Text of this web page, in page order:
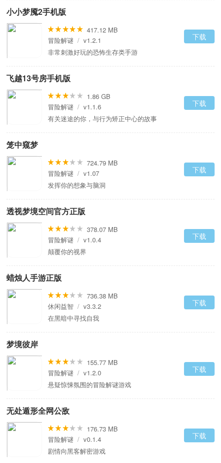
小小梦魇2手机版
417.12 MB
冒险解谜 / v1.2.1
非常刺激好玩的恐怖生存类手游
下载
飞越13号房手机版
1.86 GB
冒险解谜 / v1.1.6
有关迷途的你，与行为矫正中心的故事
下载
笼中窥梦
724.79 MB
冒险解谜 / v1.07
发挥你的想象与脑洞
下载
透视梦境空间官方正版
378.07 MB
冒险解谜 / v1.0.4
颠覆你的视界
下载
蜡烛人手游正版
736.38 MB
休闲益智 / v3.3.2
在黑暗中寻找自我
下载
梦境彼岸
155.77 MB
冒险解谜 / v1.2.0
悬疑惊悚氛围的冒险解谜游戏
下载
无处遁形全网公敌
176.73 MB
冒险解谜 / v0.1.4
剧情向黑客解密游戏
下载